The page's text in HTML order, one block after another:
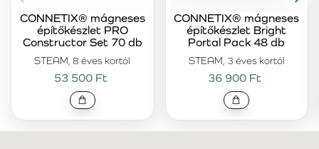
STEAM, 8 éves kortól
CONNETIX® mágneses
építőkészlet PRO
Constructor Set 70 db
53 500 Ft
STEAM, 3 éves kortól
CONNETIX® mágneses
építőkészlet Bright
Portal Pack 48 db
36 900 Ft